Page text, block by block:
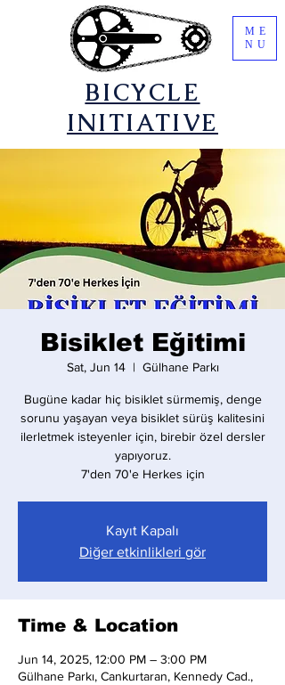
​BICYCLE
INITIATIVE
ME
NU
Bisiklet Eğitimi
Sat, Jun 14
  |
Gülhane Parkı
Bugüne kadar hiç bisiklet sürmemiş, denge
sorunu yaşayan veya bisiklet sürüş kalitesini
ilerletmek isteyenler için, birebir özel dersler
yapıyoruz.
7'den 70'e Herkes için
Kayıt Kapalı
Diğer etkinlikleri gör
Time & Location
Jun 14, 2025, 12:00 PM – 3:00 PM
Gülhane Parkı, Cankurtaran, Kennedy Cad.,